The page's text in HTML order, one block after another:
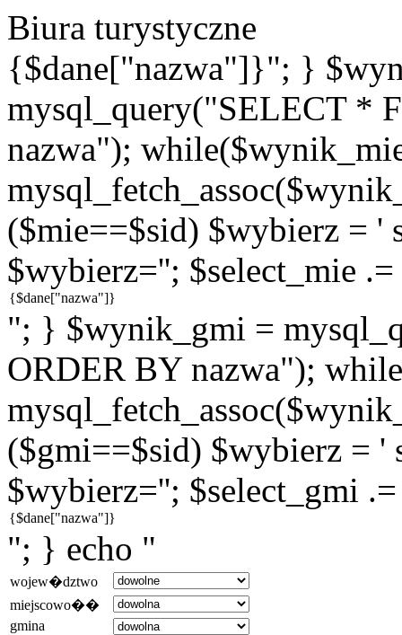
Biura turystyczne
{$dane["nazwa"]}"; }
mysql_query("SELECT *
nazwa");
($mie==$sid) $wybierz = '
$wybierz=''; $select_mie
"; } $wynik_gmi =
ORDER BY nazwa");
($gmi==$sid) $wybierz = '
$wybierz=''; $select_gmi
"; } echo "
wojew�dztwo
miejscowo��
gmina